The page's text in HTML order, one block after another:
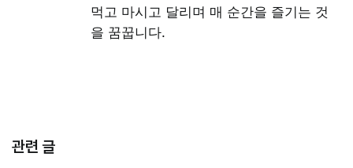
먹고 마시고 달리며 매 순간을 즐기는 것
을 꿈꿉니다.
관련 글